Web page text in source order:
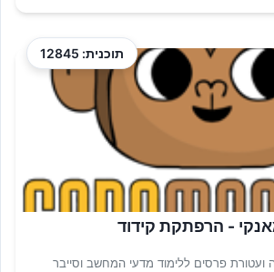
תוכנית: 12845
- הרפתקת קידוד
ועטורת פרסים ללימוד מדעי המחשב וסייבר